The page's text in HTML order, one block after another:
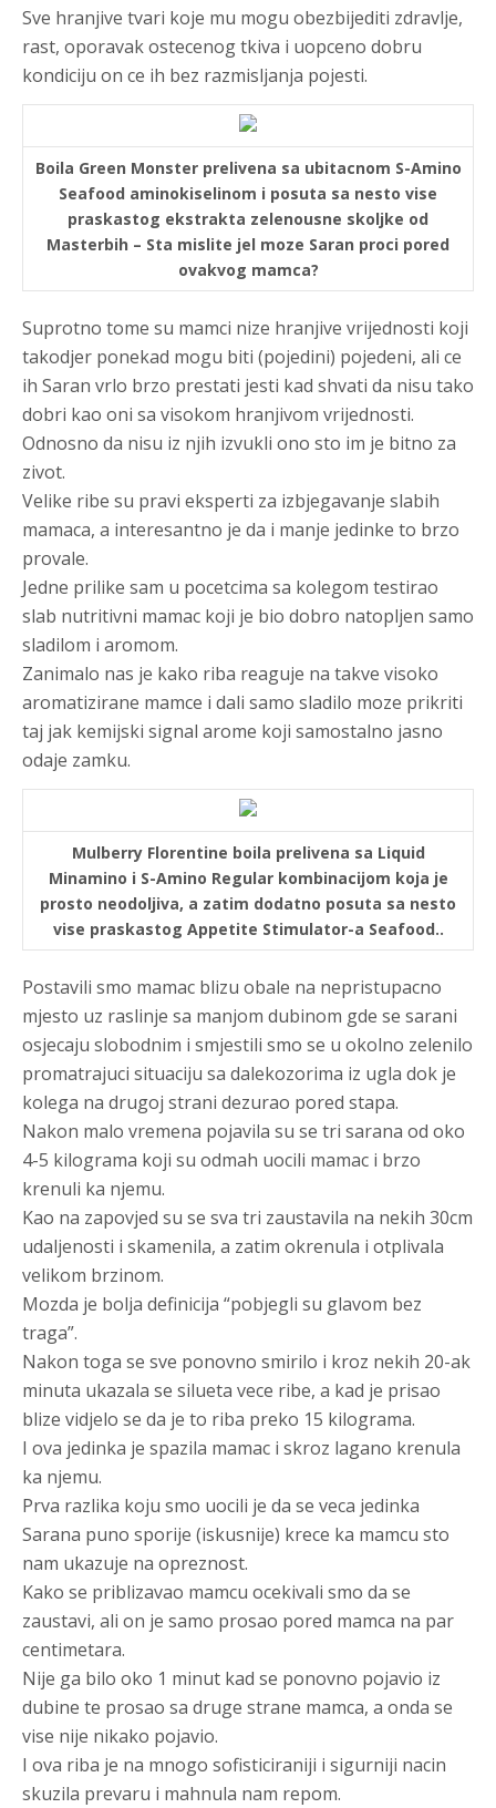
Sve hranjive tvari koje mu mogu obezbijediti zdravlje,
rast, oporavak ostecenog tkiva i uopceno dobru
kondiciju on ce ih bez razmisljanja pojesti.
Boila Green Monster prelivena sa ubitacnom S-Amino
Seafood aminokiselinom i posuta sa nesto vise
praskastog ekstrakta zelenousne skoljke od
Masterbih – Sta mislite jel moze Saran proci pored
ovakvog mamca?
Suprotno tome su mamci nize hranjive vrijednosti koji
takodjer ponekad mogu biti (pojedini) pojedeni, ali ce
ih Saran vrlo brzo prestati jesti kad shvati da nisu tako
dobri kao oni sa visokom hranjivom vrijednosti.
Odnosno da nisu iz njih izvukli ono sto im je bitno za
zivot.
Velike ribe su pravi eksperti za izbjegavanje slabih
mamaca, a interesantno je da i manje jedinke to brzo
provale.
Jedne prilike sam u pocetcima sa kolegom testirao
slab nutritivni mamac koji je bio dobro natopljen samo
sladilom i aromom.
Zanimalo nas je kako riba reaguje na takve visoko
aromatizirane mamce i dali samo sladilo moze prikriti
taj jak kemijski signal arome koji samostalno jasno
odaje zamku.
Mulberry Florentine boila prelivena sa Liquid
Minamino i S-Amino Regular kombinacijom koja je
prosto neodoljiva, a zatim dodatno posuta sa nesto
vise praskastog Appetite Stimulator-a Seafood..
Postavili smo mamac blizu obale na nepristupacno
mjesto uz raslinje sa manjom dubinom gde se sarani
osjecaju slobodnim i smjestili smo se u okolno zelenilo
promatrajuci situaciju sa dalekozorima iz ugla dok je
kolega na drugoj strani dezurao pored stapa.
Nakon malo vremena pojavila su se tri sarana od oko
4-5 kilograma koji su odmah uocili mamac i brzo
krenuli ka njemu.
Kao na zapovjed su se sva tri zaustavila na nekih 30cm
udaljenosti i skamenila, a zatim okrenula i otplivala
velikom brzinom.
Mozda je bolja definicija “pobjegli su glavom bez
traga”.
Nakon toga se sve ponovno smirilo i kroz nekih 20-ak
minuta ukazala se silueta vece ribe, a kad je prisao
blize vidjelo se da je to riba preko 15 kilograma.
I ova jedinka je spazila mamac i skroz lagano krenula
ka njemu.
Prva razlika koju smo uocili je da se veca jedinka
Sarana puno sporije (iskusnije) krece ka mamcu sto
nam ukazuje na opreznost.
Kako se priblizavao mamcu ocekivali smo da se
zaustavi, ali on je samo prosao pored mamca na par
centimetara.
Nije ga bilo oko 1 minut kad se ponovno pojavio iz
dubine te prosao sa druge strane mamca, a onda se
vise nije nikako pojavio.
I ova riba je na mnogo sofisticiraniji i sigurniji nacin
skuzila prevaru i mahnula nam repom.